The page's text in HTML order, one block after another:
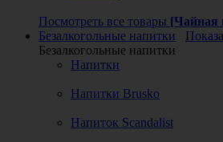
Посмотреть все товары [Чайная
Безалкогольные напитки
Безалкогольные напитки
Напитки
Напитки Brusko
Напиток Scandalist